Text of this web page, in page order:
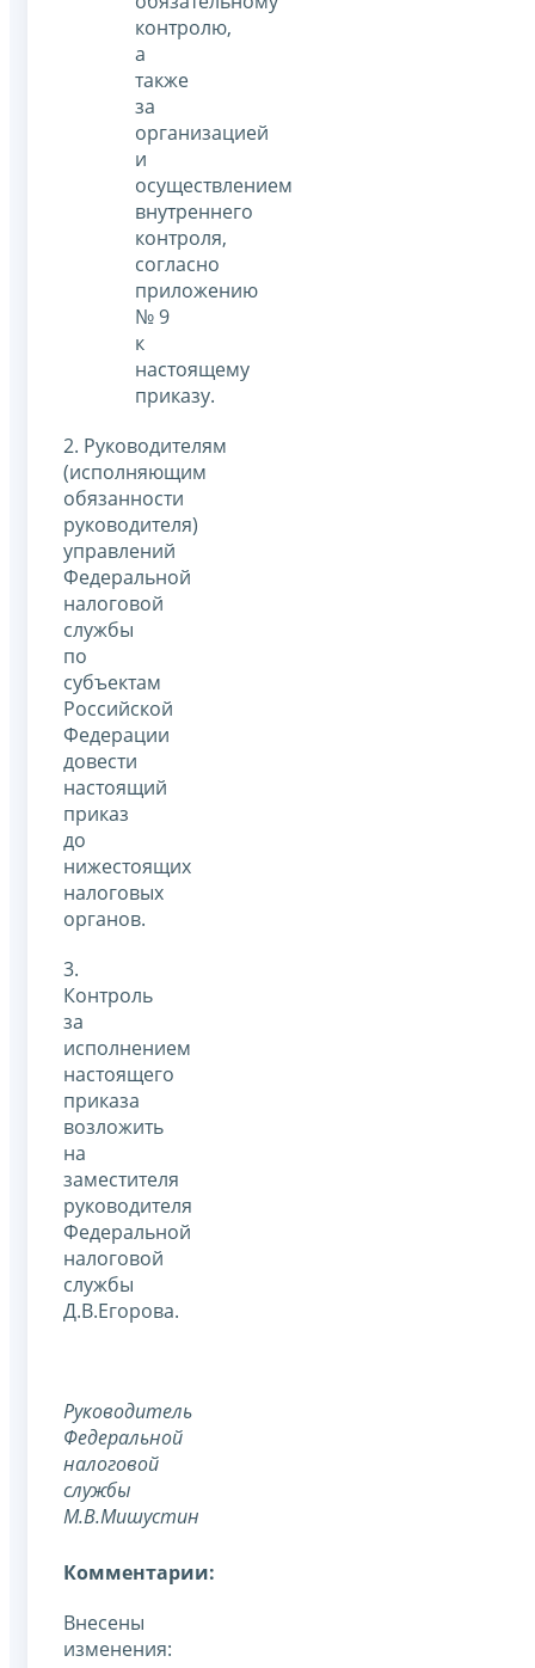
контролю,
а
также
за
организацией
и
осуществлением
внутреннего
контроля,
согласно
приложению
№ 9
к
настоящему
приказу.
2. Руководителям
(исполняющим
обязанности
руководителя)
управлений
Федеральной
налоговой
службы
по
субъектам
Российской
Федерации
довести
настоящий
приказ
до
нижестоящих
налоговых
органов.
3.
Контроль
за
исполнением
настоящего
приказа
возложить
на
заместителя
руководителя
Федеральной
налоговой
службы
Д.В.Егорова.
Руководитель
Федеральной
налоговой
службы
М.В.Мишустин
Комментарии:
Внесены
изменения: